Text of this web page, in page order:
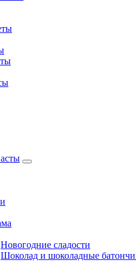
Новогодние сладости
Шоколад и шоколадные